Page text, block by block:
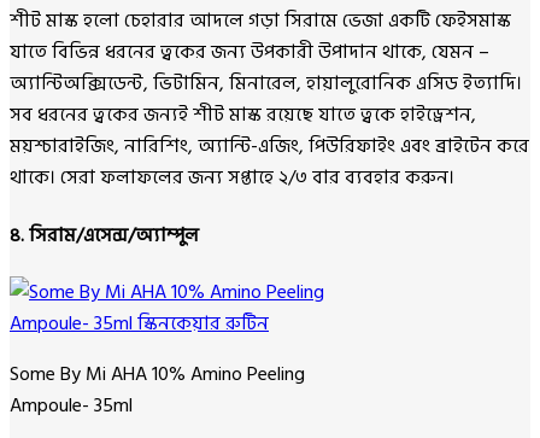
শীট মাস্ক হলো চেহারার আদলে গড়া সিরামে ভেজা একটি ফেইসমাস্ক
যাতে বিভিন্ন ধরনের ত্বকের জন্য উপকারী উপাদান থাকে, যেমন –
অ্যান্টিঅক্সিডেন্ট, ভিটামিন, মিনারেল, হায়ালুরোনিক এসিড ইত্যাদি।
সব ধরনের ত্বকের জন্যই শীট মাস্ক রয়েছে যাতে ত্বকে হাইড্রেশন,
ময়শ্চারাইজিং, নারিশিং, অ্যান্টি-এজিং, পিউরিফাইং এবং ব্রাইটেন করে
থাকে। সেরা ফলাফলের জন্য সপ্তাহে ২/৩ বার ব্যবহার করুন।
৪. সিরাম/এসেন্স/অ্যাম্পুল
Some By Mi AHA 10% Amino Peeling
Ampoule- 35ml